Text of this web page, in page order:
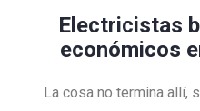
Electricistas
económicos
La cosa no termina allí,